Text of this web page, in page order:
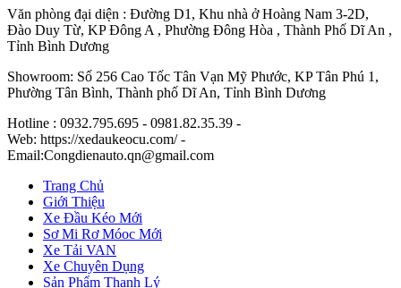
Văn phòng đại diện : Đường D1, Khu nhà ở Hoàng Nam 3-2D,
Đào Duy Từ, KP Đông A , Phường Đông Hòa , Thành Phố Dĩ An ,
Tỉnh Bình Dương
Showroom: Số 256 Cao Tốc Tân Vạn Mỹ Phước, KP Tân Phú 1,
Phường Tân Bình, Thành phố Dĩ An, Tỉnh Bình Dương
Hotline : 0932.795.695 - 0981.82.35.39 -
Web: https://xedaukeocu.com/ -
Email:Congdienauto.qn@gmail.com
Trang Chủ
Giới Thiệu
Xe Đầu Kéo Mới
Sơ Mi Rơ Móoc Mới
Xe Tải VAN
Xe Chuyên Dụng
Sản Phẩm Thanh Lý